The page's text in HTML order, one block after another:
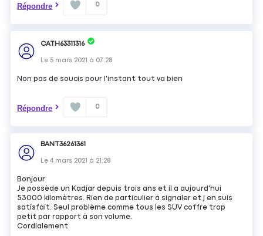
Répondre 0
CATH63311316
Le 5 mars 2021 à 07:28
Non pas de soucis pour l'instant tout va bien
Répondre 0
BANT36261361
Le4 mars 2021 à 21:28
Bonjour
Je possède un Kadjar depuis trois ans et il a aujourd'hui
53000 kilomètres. Rien de particulier à signaler et j en suis
satisfait. Seul problème comme tous les SUV coffre trop
petit par rapport à son volume.
Cordialement